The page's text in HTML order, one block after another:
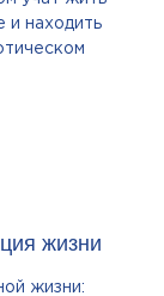
и находить
жизни
жизни: